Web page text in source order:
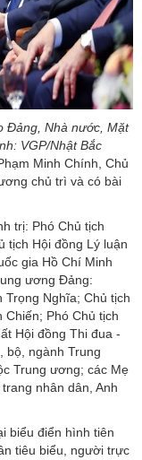
Đảng, Nhà nước, Mặt
VGP/Nhật Bắc
Minh Chính, Chủ
chủ trì và có bài
trị: Phó Chủ tịch
tịch Hội đồng Lý luận
gia Hồ Chí Minh
ương Đảng:
Nghĩa; Chủ tịch
Phó Chủ tịch
Hội đồng Thi đua -
bộ, ngành Trung
Trung ương; các Mẹ
nhân dân, Anh
biểu điển hình tiên
tiêu biểu, người trực